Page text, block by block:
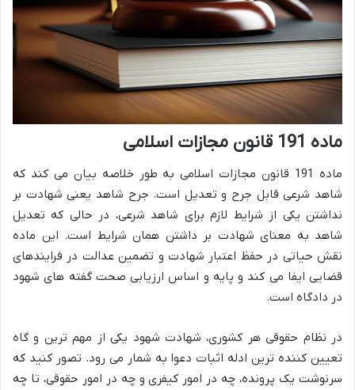
ماده 191 قانون مجازات اسلامی
ماده 191 قانون مجازات اسلامی به طور خلاصه بیان می کند که
شاهد شرعی قابل جرح و تعدیل است. جرح شاهد یعنی شهادت بر
نداشتن یکی از شرایط لازم برای شاهد شرعی، در حالی که تعدیل
شاهد به معنای شهادت بر داشتن همان شرایط است. این ماده
نقش حیاتی در حفظ اعتبار شهادت و تضمین عدالت در فرایندهای
قضایی ایفا می کند و پایه و اساس ارزیابی صحت گفته های شهود
در دادگاه است.
در نظام حقوقی هر کشوری، شهادت شهود یکی از مهم ترین و گاه
تعیین کننده ترین ادله اثبات دعوا به شمار می رود. تصور کنید که
سرنوشت یک پرونده، چه در امور کیفری و چه در امور حقوقی، تا چه